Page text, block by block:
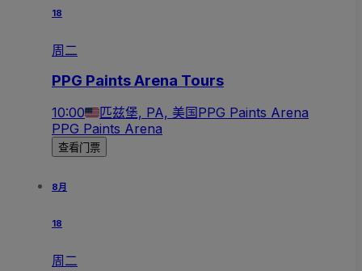
18
周二
PPG Paints Arena Tours
10:00 匹兹堡, PA, 美国PPG Paints Arena
PPG Paints Arena
查看门票
8月
18
周二